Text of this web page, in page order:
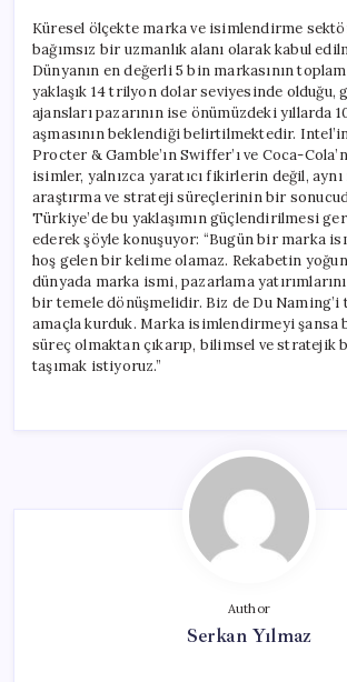
Küresel ölçekte marka ve isimlendirme
bağımsız bir uzmanlık alanı olarak kabul
Dünyanın en değerli 5 bin markasının
yaklaşık 14 trilyon dolar seviyesinde olduğu,
ajansları pazarının ise önümüzdeki yıllarda
aşmasının beklendiği belirtilmektedir.
Procter & Gamble’ın Swiffer’ı ve Coca-
isimler, yalnızca yaratıcı fikirlerin değil,
araştırma ve strateji süreçlerinin bir
Türkiye’de bu yaklaşımın güçlendirilmesi
ederek şöyle konuşuyor: “Bugün bir marka
hoş gelen bir kelime olamaz. Rekabetin
dünyada marka ismi, pazarlama
bir temele dönüşmelidir. Biz de Du Naming’i
amaçla kurduk. Marka isimlendirmeyi şansa
süreç olmaktan çıkarıp, bilimsel ve stratejik
taşımak istiyoruz.”
Author
Serkan Yılmaz